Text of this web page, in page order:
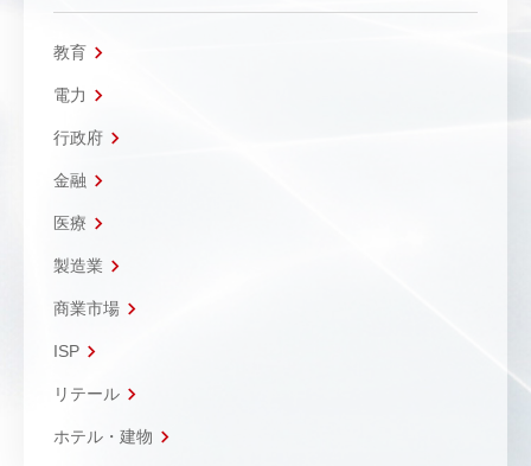
教育
電力
行政府
金融
医療
製造業
商業市場
ISP
リテール
ホテル・建物